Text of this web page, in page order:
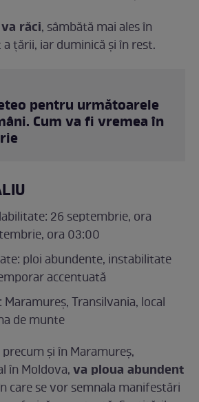
răci, sâmbătă mai ales în
țării, iar duminică și în rest.
pentru următoarele
Cum va fi vremea în
26 septembrie, ora
ora 03:00
ploi abundente, instabilitate
accentuată
Transilvania, local
de munte
și în Maramureș,
în Moldova,va ploua abundent
care se vor semnala manifestări